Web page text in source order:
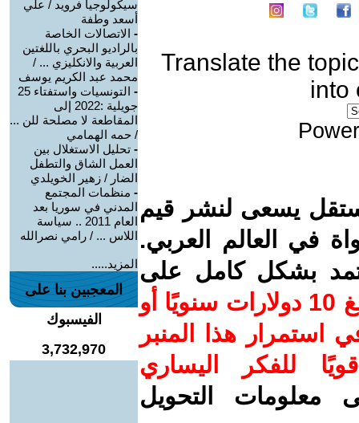
Translate the topic
into
يسعى لنشر قيم
في العالم العربي.
بشكل كامل على
ساهم/ي معنا! بدعمكم بمبلغ 10 دولارات سنويًا أو
استمرار هذا المنبر
للفكر اليساري
معلومات التحويل
سيكولوجيا فرويد / علي
أسعد وطفة
- الاتصالات الخاصة
بالراديو البحري باللغتين
العربية والانكليزي ... /
محمد عبد الكريم يوسف
-
التونسيات واستفتاء 25
جويلية :2022 إلى
المقاطعة لا مصلحة للن ...
/ حمه الهمامي
- تحليل الاستغلال بين
العمل الشاق والتطفل
الضار / زهير الخويلدي
- منظمات المجتمع
المدني في سوريا بعد
العام 2011 .. سياسة
اللاس ... / رامي نصرالله
المزيد.....
المعجبين بنا على
الفيسبوك
3,732,970